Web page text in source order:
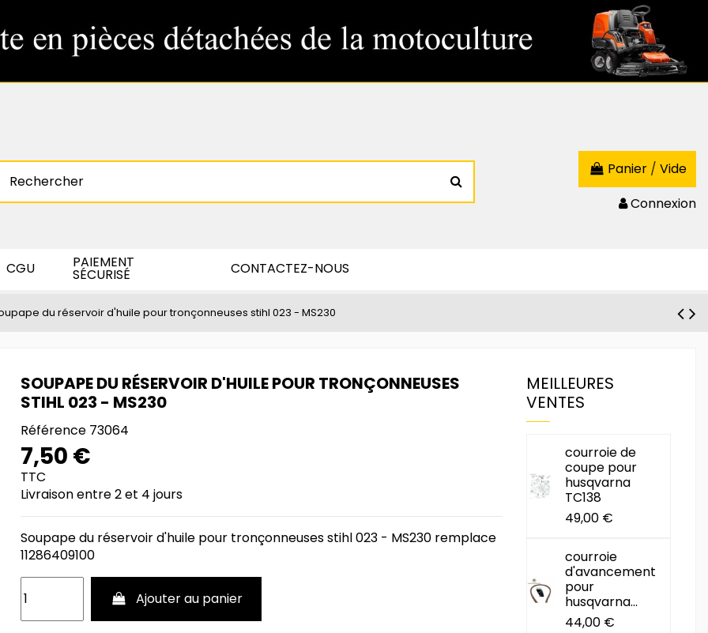
Panier / Vide
Connexion
CGU PAIEMENT
SÉCURISÉ CONTACTEZ-NOUS
du réservoir d'huile pour tronçonneuses stihl 023 - MS230
SOUPAPE DU RÉSERVOIR D'HUILE POUR TRONÇONNEUSES
STIHL 023 - MS230
Référence 73064
7,50 €
TTC
Livraison entre 2 et 4 jours
Soupape du réservoir d'huile pour tronçonneuses stihl 023 - MS230 remplace
11286409100
Ajouter au panier
MEILLEURES
VENTES
courroie de
coupe pour
husqvarna
TC138
49,00 €
courroie
d'avancement
pour
husqvarna...
44,00 €